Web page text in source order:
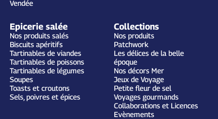
Vendée
Epicerie salée
Nos produits salés
Biscuits apéritifs
Tartinables de viandes
Tartinables de poissons
Tartinables de légumes
Soupes
Toasts et croutons
Sels, poivres et épices
Collections
Nos produits
Patchwork
Les délices de la belle
époque
Nos décors Mer
Jeux de Voyage
Petite fleur de sel
Voyages gourmands
Collaborations et Licences
Evènements